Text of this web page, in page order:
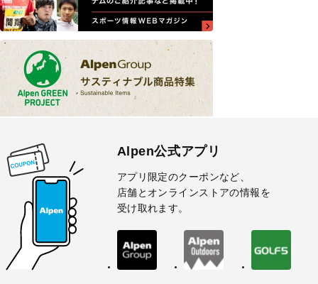
Alpen公式アプリ
アプリ限定のクーポンなど、
店舗とオンラインストアの情報を
受け取れます。